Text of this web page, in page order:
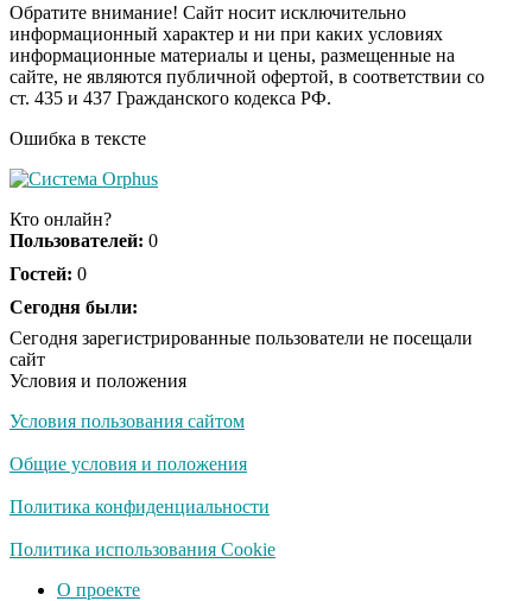
i
Ролик длится пару
секунд, но вы будете в
шоке от увиденного
Ролик из Омска: вы
Ржу не переставая, это
не раз
Скрытая камера на
люди вытворяют, когда
Ролик длится
смеяться вы будете
Обратите внимание! Сайт носит исключительно
информационный характер и ни при каких условиях
информационные материалы и цены, размещенные на
сайте, не являются публичной офертой, в соответствии со
ст. 435 и 437 Гражданского кодекса РФ.
Ошибка в тексте
Кто онлайн?
Пользователей: 0
Гостей: 0
Сегодня были:
Сегодня зарегистрированные пользователи не посещали
сайт
Условия и положения
Условия пользования сайтом
Общие условия и положения
Политика конфиденциальности
Политика использования Cookie
О проекте